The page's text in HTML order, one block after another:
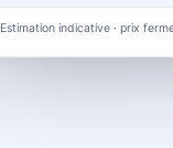
Estimation indicative · prix